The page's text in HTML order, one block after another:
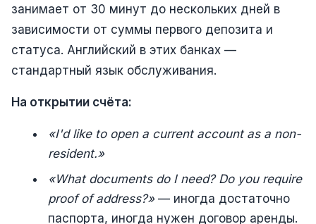
занимает от 30 минут до нескольких дней в
зависимости от суммы первого депозита и
статуса. Английский в этих банках —
стандартный язык обслуживания.
На открытии счёта:
«I'd like to open a current account as a non-
resident.»
«What documents do I need? Do you require
proof of address?»— иногда достаточно
паспорта, иногда нужен договор аренды.